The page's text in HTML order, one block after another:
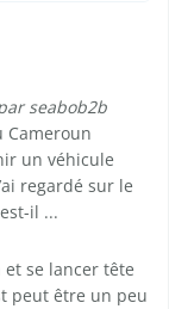
seabob2b
Cameroun
un véhicule
regardé sur le
il ...
se lancer tête
peut être un peu